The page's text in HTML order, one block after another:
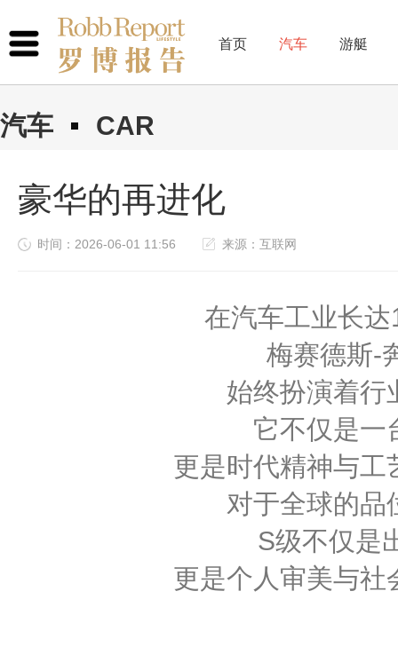
首页 汽车 游艇
汽车 CAR
豪华的再进化
时间：2026-06-01 11:56 来源：互联网
在汽车工业长
梅赛德斯-
始终扮演着行
它不仅是一
更是时代精神与工
对于全球的品
S级不仅是
更是个人审美与社